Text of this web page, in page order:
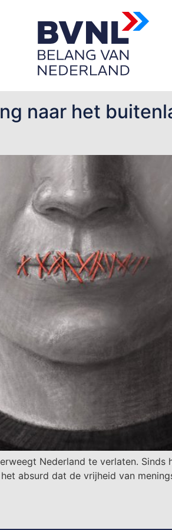
naar het
Nederland te verlaten. Sinds
absurd dat de vrijheid van